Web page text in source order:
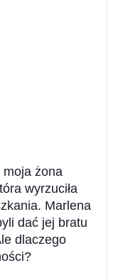
moja żona
wyrzuciła
Marlena
dać jej bratu
dlaczego